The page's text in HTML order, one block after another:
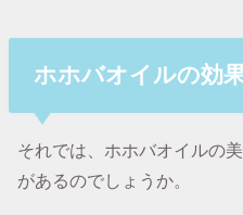
ホホバオイルの効
それでは、ホホバオイルの
があるのでしょうか。